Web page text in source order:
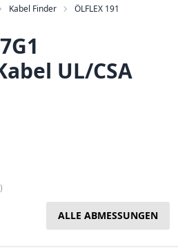
Kabel Finder ÖLFLEX 191
UL/CSA
ALLE ABMESSUNGEN